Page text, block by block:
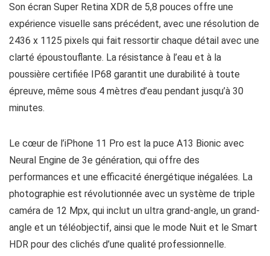
Son écran Super Retina XDR de 5,8 pouces offre une
expérience visuelle sans précédent, avec une résolution de
2436 x 1125 pixels qui fait ressortir chaque détail avec une
clarté époustouflante. La résistance à l’eau et à la
poussière certifiée IP68 garantit une durabilité à toute
épreuve, même sous 4 mètres d’eau pendant jusqu’à 30
minutes.
Le cœur de l’iPhone 11 Pro est la puce A13 Bionic avec
Neural Engine de 3e génération, qui offre des
performances et une efficacité énergétique inégalées. La
photographie est révolutionnée avec un système de triple
caméra de 12 Mpx, qui inclut un ultra grand-angle, un grand-
angle et un téléobjectif, ainsi que le mode Nuit et le Smart
HDR pour des clichés d’une qualité professionnelle.